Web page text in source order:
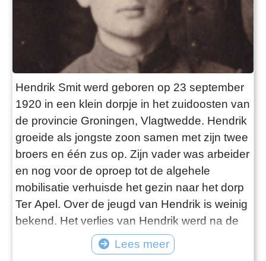
Hendrik Smit werd geboren op 23 september
1920 in een klein dorpje in het zuidoosten van
de provincie Groningen, Vlagtwedde. Hendrik
groeide als jongste zoon samen met zijn twee
broers en één zus op. Zijn vader was arbeider
en nog voor de oproep tot de algehele
mobilisatie verhuisde het gezin naar het dorp
Ter Apel. Over de jeugd van Hendrik is weinig
bekend. Het verlies van Hendrik werd na de
Tweede Wereldoorlog binnen de familie niet
of nauwelijks besproken. Het verdriet was te
Lees meer